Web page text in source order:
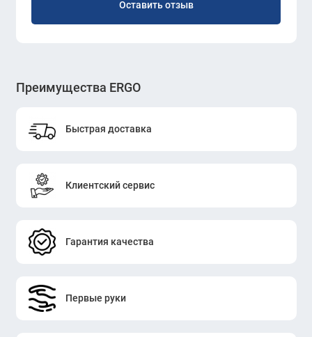
Оставить отзыв
Преимущества ERGO
Быстрая доставка
Клиентский сервис
Гарантия качества
Первые руки